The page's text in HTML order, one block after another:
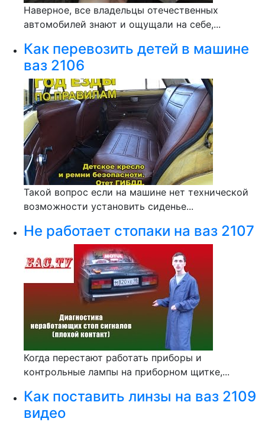
Наверное, все владельцы отечественных
автомобилей знают и ощущали на себе,...
Как перевозить детей в машине
ваз 2106
Такой вопрос если на машине нет технической
возможности установить сиденье...
Не работает стопаки на ваз 2107
Когда перестают работать приборы и
контрольные лампы на приборном щитке,...
Как поставить линзы на ваз 2109
видео